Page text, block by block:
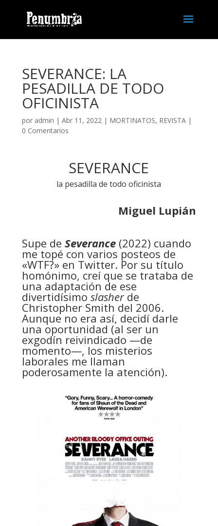
SEVERANCE: LA
PESADILLA DE TODO
OFICINISTA
por admin | Abr 11, 2022 | MORTINATOS, REVISTA|
0 Comentarios
SEVERANCE
la pesadilla de todo oficinista
Miguel Lupián
Supe de Severance(2022) cuando
me topé con varios posteos de
«WTF?» en Twitter. Por su título
homónimo, creí que se trataba de
una adaptación de ese
divertidísimo slasherde
Christopher Smith del 2006.
Aunque no era así, decidí darle
una oportunidad (al ser un
exgodín reivindicado —de
momento—, los misterios
laborales me llaman
poderosamente la atención).